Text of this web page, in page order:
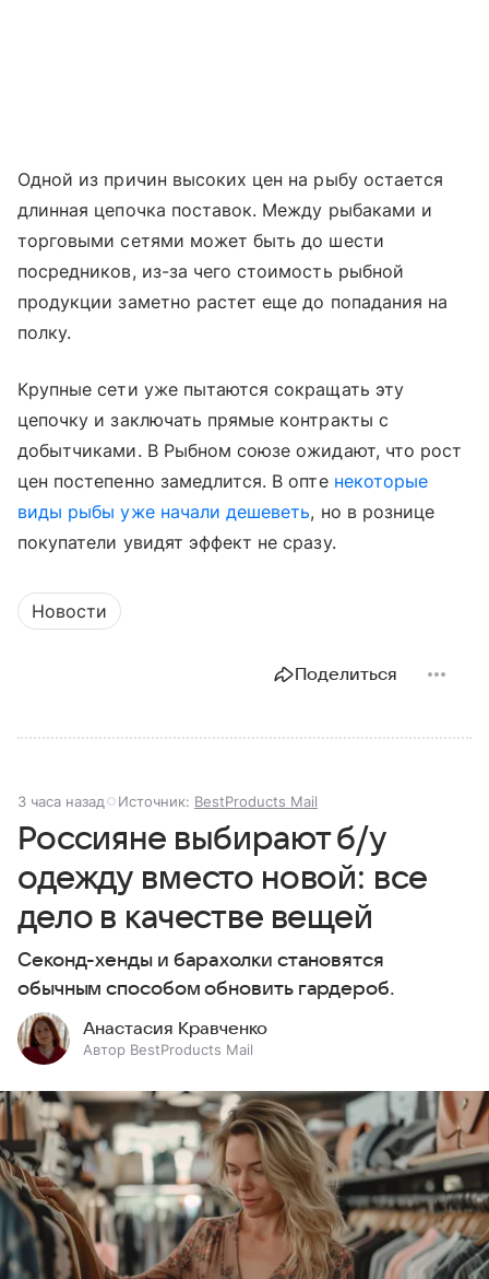
Одной из причин высоких цен на рыбу остается
длинная цепочка поставок. Между рыбаками и
торговыми сетями может быть до шести
посредников, из-за чего стоимость рыбной
продукции заметно растет еще до попадания на
полку.
Крупные сети уже пытаются сокращать эту
цепочку и заключать прямые контракты с
добытчиками. В Рыбном союзе ожидают, что рост
цен постепенно замедлится. В опте некоторые
виды рыбы уже начали дешеветь, но в рознице
покупатели увидят эффект не сразу.
Новости
Поделиться
3 часа назад Источник: BestProducts Mail
Россияне выбирают б/у
одежду вместо новой: все
дело в качестве вещей
Секонд-хенды и барахолки становятся
обычным способом обновить гардероб.
Анастасия Кравченко
Автор BestProducts Mail